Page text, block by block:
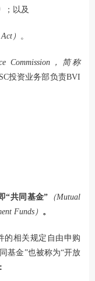
；以及
） 。
Commission，简称
投资业务部负责BVI
“共同基金” （Mutual
Funds） 。
的相关规定自由申购
基金”也被称为“开放